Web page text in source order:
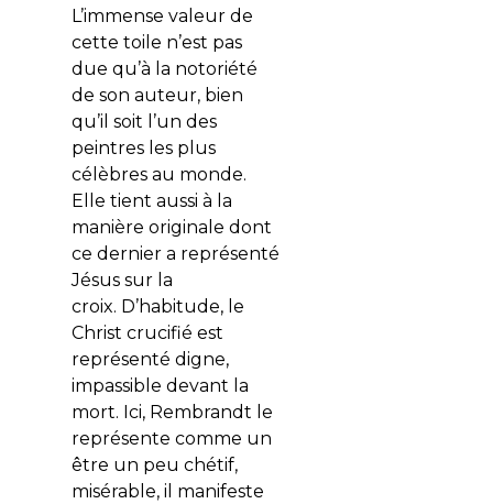
L’immense valeur de
cette toile n’est pas
due qu’à la notoriété
de son auteur, bien
qu’il soit l’un des
peintres les plus
célèbres au monde.
Elle tient aussi à la
manière originale dont
ce dernier a représenté
Jésus sur la
croix. D’habitude, le
Christ crucifié est
représenté digne,
impassible devant la
mort. Ici, Rembrandt le
représente comme un
être un peu chétif,
misérable, il manifeste